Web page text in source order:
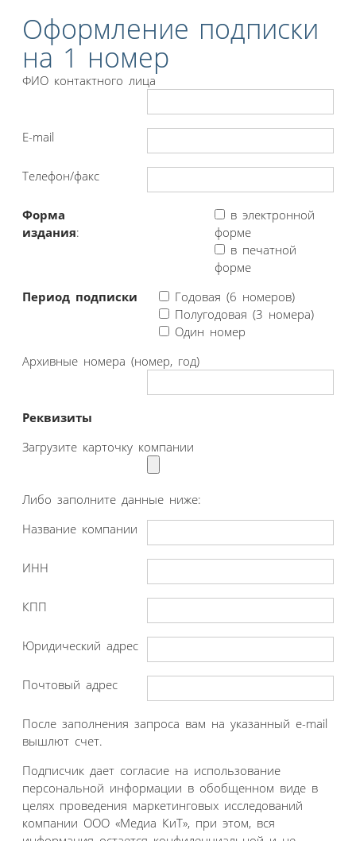
Оформление подписки
на 1 номер
ФИО контактного лица
E-mail
Телефон/факс
Форма
издания:
в электронной
форме
в печатной
форме
Период подписки
Годовая (6 номеров)
Полугодовая (3 номера)
Один номер
Архивные номера (номер, год)
Реквизиты
Загрузите карточку компании
Либо заполните данные ниже:
Название компании
ИНН
КПП
Юридический адрес
Почтовый адрес
После заполнения запроса вам на указанный e-mail
вышлют счет.
Подписчик дает согласие на использование
персональной информации в обобщенном виде в
целях проведения маркетинговых исследований
компании ООО «Медиа КиТ», при этом, вся